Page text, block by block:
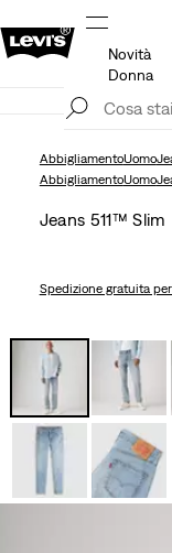
Dettagli Novità
Donna
App Levi's. Il
AbbigliamentoUomo
AbbigliamentoUomo
Jeans 511™ Slim
Spedizione gratuitaper